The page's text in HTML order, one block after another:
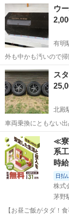
ウ
有明
外も中かも汚いので掃除が必要 セブンイレブン
合わせ
長野 安曇野市
ス
北殿
車両乗換にともない
ていました。 【購入
用 タイヤ:2025年11
イール:...
長野 上伊那郡
≪寮
系
時
日払
株式
茅野
【お昼ご飯がタダ！